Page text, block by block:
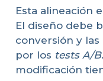
Esta alineación
El diseño debe
conversión y
por los tests A/B
modificación